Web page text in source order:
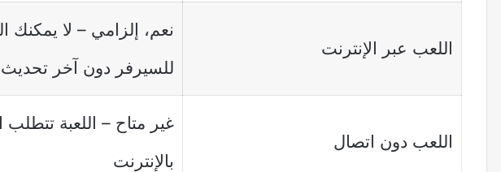
اللعب عبر الإنترنت
نعم، إلزامي – لا يمكنك
للسيرفر دون آخر تحديث
اللعب دون اتصال
غير متاح – اللعبة تتطلب
بالإنترنت